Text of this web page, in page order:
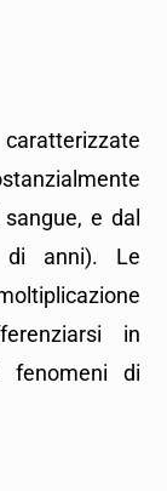
e dal
di anni). Le
in
fenomeni di